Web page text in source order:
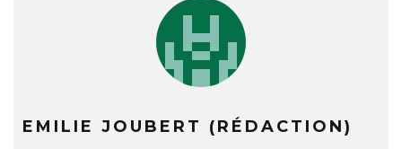
EMILIE JOUBERT (RÉDACTION)